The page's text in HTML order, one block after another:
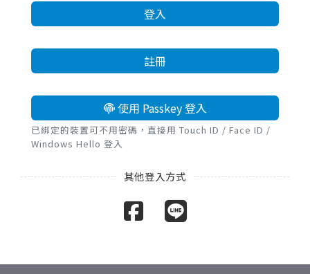
登入
註冊
使用 Passkey 登入
已綁定的裝置可不用密碼，直接用 Touch ID / Face ID /
Windows Hello 登入